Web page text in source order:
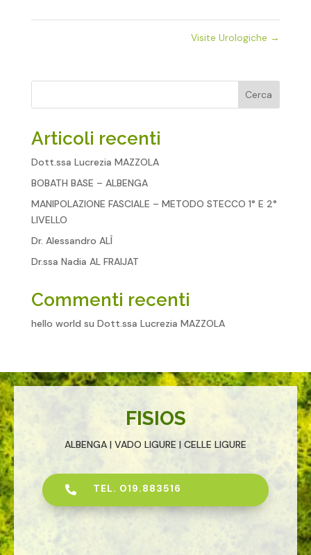
Visite Urologiche →
Cerca
Articoli recenti
Dott.ssa Lucrezia MAZZOLA
BOBATH BASE – ALBENGA
MANIPOLAZIONE FASCIALE – METODO STECCO 1° E 2°
LIVELLO
Dr. Alessandro ALÌ
Dr.ssa Nadia AL FRAIJAT
Commenti recenti
hello world su Dott.ssa Lucrezia MAZZOLA
FISIOS
ALBENGA | VADO LIGURE | CELLE LIGURE
 TEL. 019.883516